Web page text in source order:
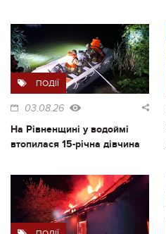
ПОДІЇ
03.08.26
На Рівненщині у водоймі
втопилася 15-річна дівчина